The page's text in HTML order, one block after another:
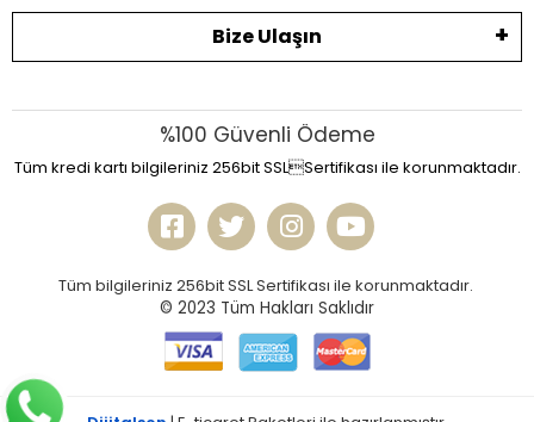
Bize Ulaşın
%100 Güvenli Ödeme
Tüm kredi kartı bilgileriniz 256bit SSLSertifikası ile korunmaktadır.
Tüm bilgileriniz 256bit SSL Sertifikası ile korunmaktadır.
© 2023 Tüm Hakları Saklıdır